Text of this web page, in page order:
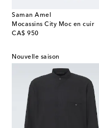
Saman Amel
Mocassins City Moc en cuir
CA$ 950
original price
Nouvelle saison